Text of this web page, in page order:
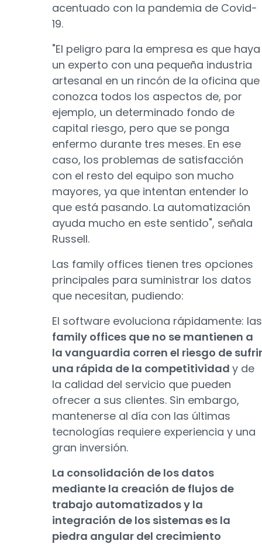
acentuado con la pandemia de Covid-
19.
"El peligro para la empresa es que haya
un experto con una pequeña industria
artesanal en un rincón de la oficina que
conozca todos los aspectos de, por
ejemplo, un determinado fondo de
capital riesgo, pero que se ponga
enfermo durante tres meses. En ese
caso, los problemas de satisfacción
con el resto del equipo son mucho
mayores, ya que intentan entender lo
que está pasando. La automatización
ayuda mucho en este sentido", señala
Russell.
Las family offices tienen tres opciones
principales para suministrar los datos
que necesitan, pudiendo:
El software evoluciona rápidamente: las
family offices que no se mantienen a
la vanguardia corren el riesgo de sufrir
una rápida de la competitividad y de
la calidad del servicio que pueden
ofrecer a sus clientes. Sin embargo,
mantenerse al día con las últimas
tecnologías requiere experiencia y una
gran inversión.
La consolidación de los datos
mediante la creación de flujos de
trabajo automatizados y la
integración de los sistemas es la
piedra angular del crecimiento